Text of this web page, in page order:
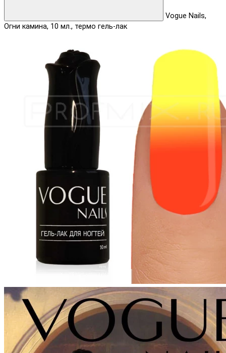
Vogue Nails,
Огни камина, 10 мл., термо гель-лак